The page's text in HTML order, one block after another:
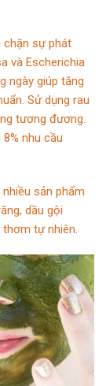
chặn sự phát
và Escherichia
ngày giúp tăng
Sử dụng rau
tương đương.
nhu cầu
sản phẩm
dầu gội
tự nhiên.